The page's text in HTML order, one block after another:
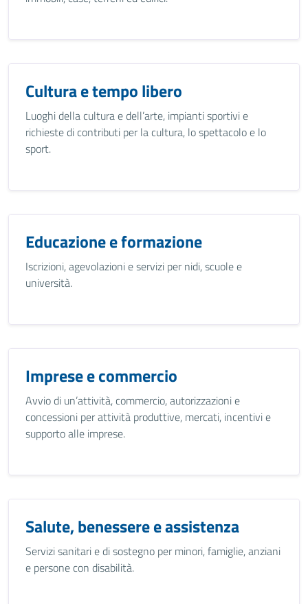
Cultura e tempo libero
Luoghi della cultura e dell’arte, impianti sportivi e
richieste di contributi per la cultura, lo spettacolo e lo
sport.
Educazione e formazione
Iscrizioni, agevolazioni e servizi per nidi, scuole e
università.
Imprese e commercio
Avvio di un’attività, commercio, autorizzazioni e
concessioni per attività produttive, mercati, incentivi e
supporto alle imprese.
Salute, benessere e assistenza
Servizi sanitari e di sostegno per minori, famiglie, anziani
e persone con disabilità.